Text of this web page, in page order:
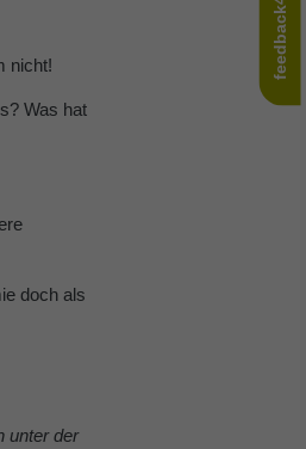
nicht!
Was hat
doch als
unter der